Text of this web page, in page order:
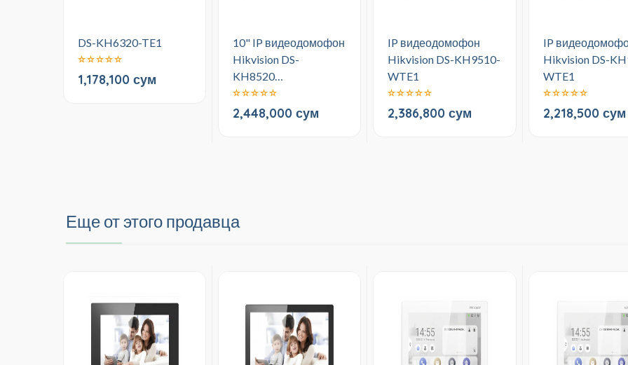
DS-KH6320-TE1
1,178,100 сум
10" IP видеодомофон
Hikvision DS-
KH8520…
2,448,000 сум
IP видеодомофон
Hikvision DS-KH9510-
WTE1
2,386,800 сум
IP
Hikvision DS-
WTE1
2,218,500 сум
Еще от этого продавца